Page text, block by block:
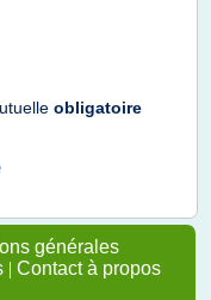
obligatoire
générales
| Contact à propos